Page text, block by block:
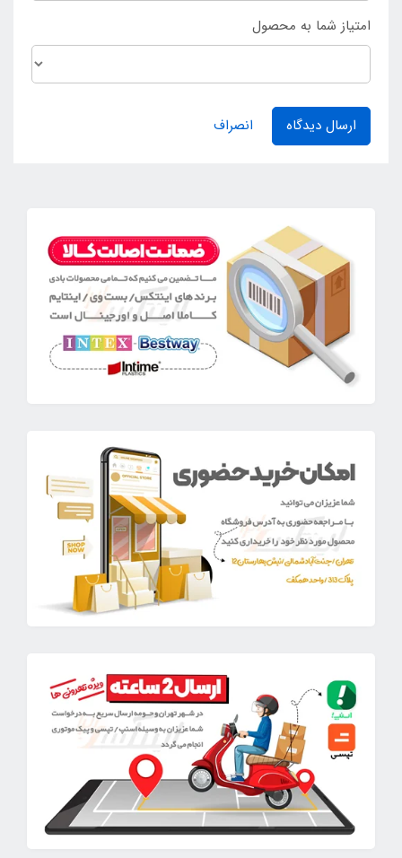
امتیاز شما به محصول
ارسال دیدگاه انصراف